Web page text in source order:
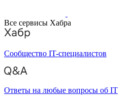
Все сервисы Хабра
Сообщество IT-специалистов
Ответы на любые вопросы об IT